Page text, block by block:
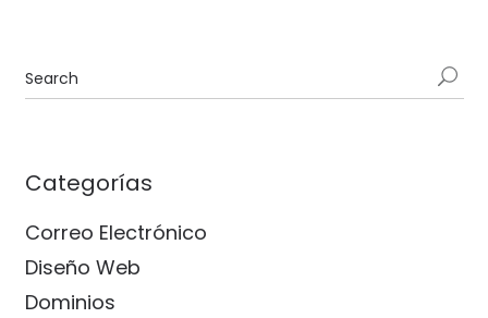
Categorías
Correo Electrónico
Diseño Web
Dominios